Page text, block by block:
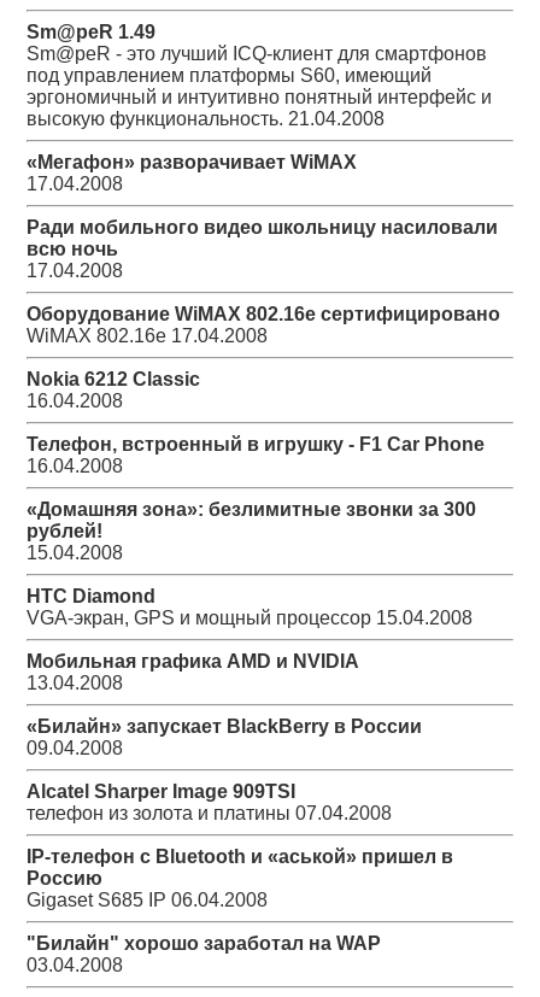
Sm@peR 1.49
Sm@peR - это лучший ICQ-клиент для смартфонов
под управлением платформы S60, имеющий
эргономичный и интуитивно понятный интерфейс и
высокую функциональность. 21.04.2008
«Мегафон» разворачивает WiMAX
17.04.2008
Ради мобильного видео школьницу насиловали
всю ночь
17.04.2008
Оборудование WiMAX 802.16e сертифицировано
WiMAX 802.16e 17.04.2008
Nokia 6212 Classic
16.04.2008
Телефон, встроенный в игрушку - F1 Car Phone
16.04.2008
«Домашняя зона»: безлимитные звонки за 300
рублей!
15.04.2008
HTC Diamond
VGA-экран, GPS и мощный процессор 15.04.2008
Мобильная графика AMD и NVIDIA
13.04.2008
«Билайн» запускает BlackBerry в России
09.04.2008
Alcatel Sharper Image 909TSI
телефон из золота и платины 07.04.2008
IP-телефон с Bluetooth и «аськой» пришел в
Россию
Gigaset S685 IP 06.04.2008
"Билайн" хорошо заработал на WAP
03.04.2008